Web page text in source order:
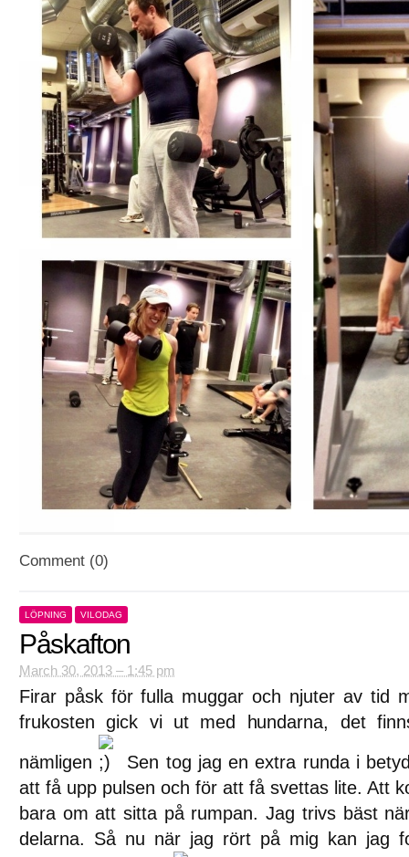
Comment (0)
LÖPNING VILODAG
Påskafton
March 30, 2013 – 1:45 pm
Firar påsk för fulla muggar och njuter av tid
frukosten gick vi ut med hundarna, det
nämligen
Sen tog jag en extra runda i
att få upp pulsen och för att få svettas lite. Att
bara om att sitta på rumpan. Jag trivs bäst
delarna. Så nu när jag rört på mig kan jag